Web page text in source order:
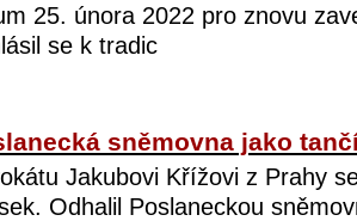
25. února 2022 pro znovu
se k tradic
sněmovna jako
Jakubovi Křížovi z Prahy
Odhalil Poslaneckou